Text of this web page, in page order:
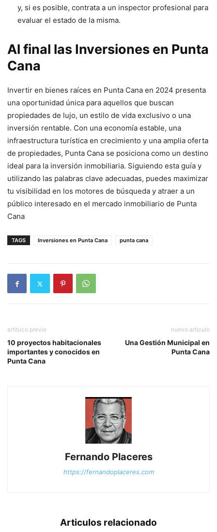
y, si es posible, contrata a un inspector profesional para
evaluar el estado de la misma.
Al final las Inversiones en Punta
Cana
Invertir en bienes raíces en Punta Cana en 2024 presenta
una oportunidad única para aquellos que buscan
propiedades de lujo, un estilo de vida exclusivo o una
inversión rentable. Con una economía estable, una
infraestructura turística en crecimiento y una amplia oferta
de propiedades, Punta Cana se posiciona como un destino
ideal para la inversión inmobiliaria. Siguiendo esta guía y
utilizando las palabras clave adecuadas, puedes maximizar
tu visibilidad en los motores de búsqueda y atraer a un
público interesado en el mercado inmobiliario de Punta
Cana
TAGS Inversiones en Punta Cana punta cana
artituco previo
10 proyectos habitacionales
importantes y conocidos en
Punta Cana
nuevo articulo
Una Gestión Municipal en
Punta Cana
Fernando Placeres
https://fernandoplaceres.com
Articulos relacionado